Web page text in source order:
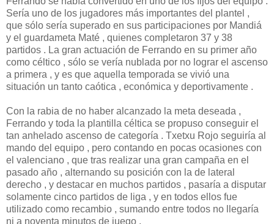
Sería uno de los jugadores más importantes del plantel ,
que sólo sería superado en sus participaciones por Mandiá
y el guardameta Maté , quienes completaron 37 y 38
partidos . La gran actuación de Ferrando en su primer año
como céltico , sólo se vería nublada por no lograr el ascenso
a primera , y es que aquella temporada se vivió una
situación un tanto caótica , económica y deportivamente .
Con la rabia de no haber alcanzado la meta deseada ,
Ferrando y toda la plantilla céltica se propuso conseguir el
tan anhelado ascenso de categoría . Txetxu Rojo seguiría al
mando del equipo , pero contando en pocas ocasiones con
el valenciano , que tras realizar una gran campaña en el
pasado año , alternando su posición con la de lateral
derecho , y destacar en muchos partidos , pasaría a disputar
solamente cinco partidos de liga , y en todos ellos fue
utilizado como recambio , sumando entre todos no llegaría
ni a noventa minutos de juego .